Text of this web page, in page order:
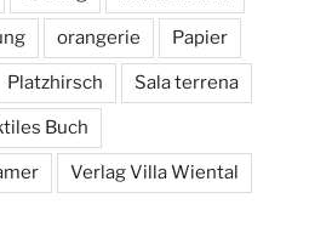
orangerie Papier
Platzhirsch Sala terrena
Buch
Verlag Villa Wiental